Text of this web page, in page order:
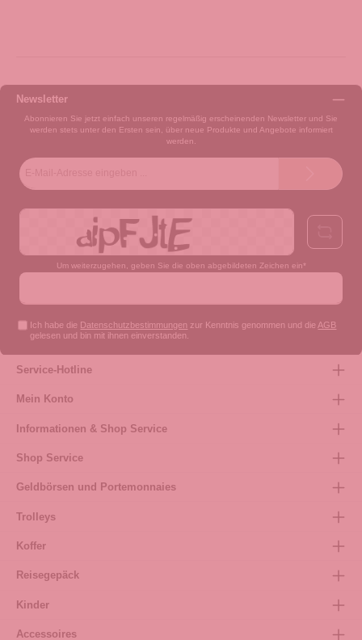
Newsletter
Abonnieren Sie jetzt einfach unseren regelmäßig erscheinenden Newsletter und Sie
werden stets unter den Ersten sein, über neue Produkte und Angebote informiert
werden.
Um weiterzugehen, geben Sie die oben abgebildeten Zeichen ein*
Ich habe die Datenschutzbestimmungen zur Kenntnis genommen und die AGB
gelesen und bin mit ihnen einverstanden.
Service-Hotline
Mein Konto
Informationen & Shop Service
Shop Service
Geldbörsen und Portemonnaies
Trolleys
Koffer
Reisegepäck
Kinder
Accessoires